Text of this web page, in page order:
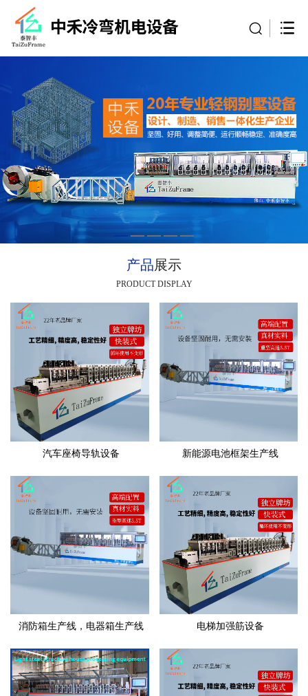
产品展示
PRODUCT DISPLAY
汽车座椅导轨设备 新能源电池框架生产线
消防箱生产线，电器箱生产线 电梯加强筋设备